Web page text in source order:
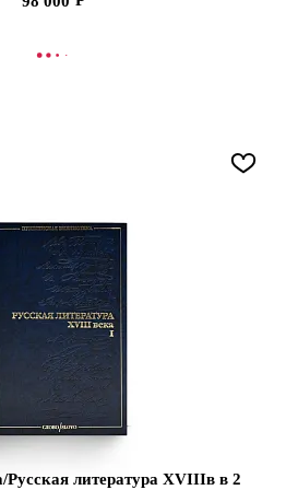
О ПОСТУПЛЕНИИ
литература XVIIIв в 2